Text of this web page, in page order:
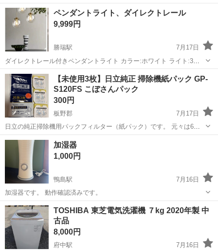
箱、説明書ないです。 2枚目現物です。 ノークレノーリターンで よろ
しくおねがいします。
徳島 徳島市 徳島駅 生活家電
ペンダントライト、ダイレクトレール
9,999円
勝瑞駅
7月17日
ダイレクトレール付きペンダントライト カラー:ホワイト ライト:3つ
のみ ダイレクトレール:0、5m お盆、日曜日の午後可能な方限定。 お
釣りはありません。
徳島 板野郡 勝瑞駅 生活家電
【未使用3枚】日立純正 掃除機紙パック GP-
S120FS こぼさんパック
300円
板野郡
7月17日
日立の純正掃除機用パックフィルター（紙パック）です。 元々は6枚
入りの商品ですが、**【未使用の3枚のみ】**の出品となります。 （※
外袋は開封済みです） ■商品詳細 メーカー： 日立 (HITACHI) 商品名：
徳島 板野郡 生活家電
加湿器
1,000円
鴨島駅
7月16日
加湿器です。 動作確認済みです。
徳島 吉野川市 鴨島駅 生活家電
TOSHIBA 東芝電気洗濯機 ７kg 2020年製 中
古品
8,000円
府中駅
7月16日